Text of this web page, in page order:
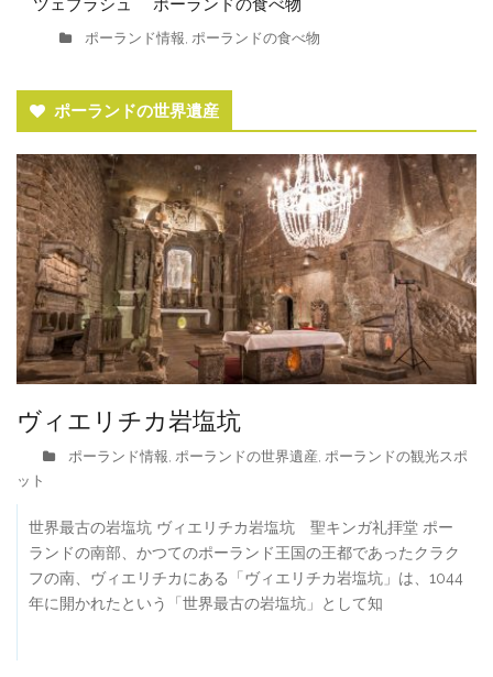
ポーランド情報, ポーランドの食べ物
ポーランドの世界遺産
ヴィエリチカ岩塩坑
ポーランド情報, ポーランドの世界遺産, ポーランドの観光スポ
ット
世界最古の岩塩坑 ヴィエリチカ岩塩坑 聖キンガ礼拝堂 ポー
ランドの南部、かつてのポーランド王国の王都であったクラク
フの南、ヴィエリチカにある「ヴィエリチカ岩塩坑」は、1044
年に開かれたという「世界最古の岩塩坑」として知